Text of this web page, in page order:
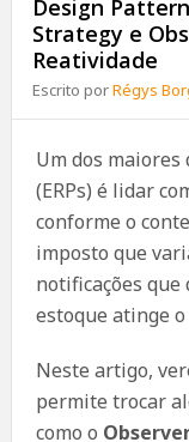
Design
Strategy e
Reatividade
Escrito porRégys
Um dos maiores
(ERPs) é lidar
conforme o
imposto que
notificações que
estoque atinge
Neste artigo,
permite trocar
como o